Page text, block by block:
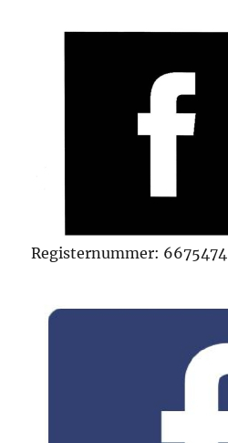
Registernummer: 6675474